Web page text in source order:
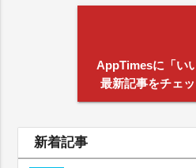
AppTimesに「い
最新記事をチェッ
新着記事